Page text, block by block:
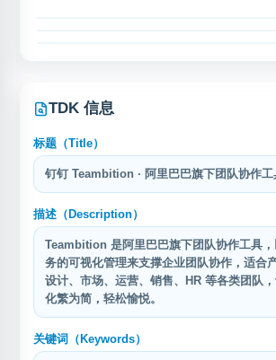
计师及日常办公人群使用。网站持续更新工具
TypeScript开发，提供完整的开发文档和API接
本自定义和功能扩展。用户可通过
TDK 信息
标题（Title）
钉钉 Teambition · 阿里巴巴旗下团队协作工
描述（Description）
Teambition 是阿里巴巴旗下团队协作工具
务的可视化管理来支撑企业团队协作，适合
设计、市场、运营、销售、HR 等各类团队
化繁为简，轻松愉悦。
关键词（Keywords）